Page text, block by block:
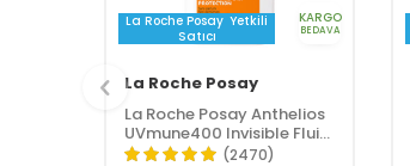
La Roche Posay Yetkili
Satıcı
KARGO
BEDAVA
La Roche Posay
La Roche Posay Anthelios
UVmune400 Invisible Fluid
Tüm Cilt Tipleri İçin SPF50+
(2470)